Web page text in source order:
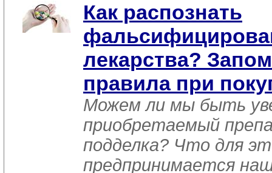
Как распознать
лекарства?
правила при
Можем ли мы быть
приобретаемый
подделка? Что для
предпринимается